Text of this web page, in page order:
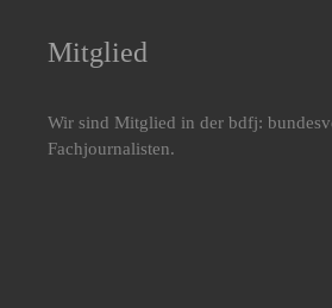
Mitglied
Wir sind Mitglied in der bdfj:
Fachjournalisten.